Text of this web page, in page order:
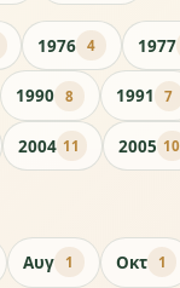
1976 4 1977
1990 8 1991 7
2004 11 2005 10
Αυγ 1 Οκτ 1